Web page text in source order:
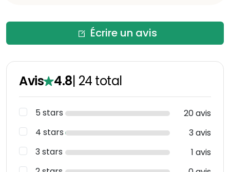
Écrire un avis
Avis 4.8| 24 total
5 stars
20 avis
4 stars
3 avis
3 stars
1 avis